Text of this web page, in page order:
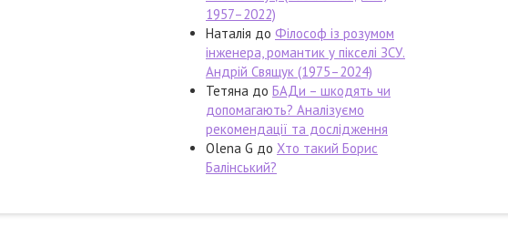
1957–2022)
Наталія до Філософ із розумом
інженера, романтик у пікселі ЗСУ.
Андрій Свящук (1975–2024)
Тетяна до БАДи – шкодять чи
допомагають? Аналізуємо
рекомендації та дослідження
Olena G до Хто такий Борис
Балінський?